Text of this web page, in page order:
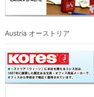
Austria オーストリア